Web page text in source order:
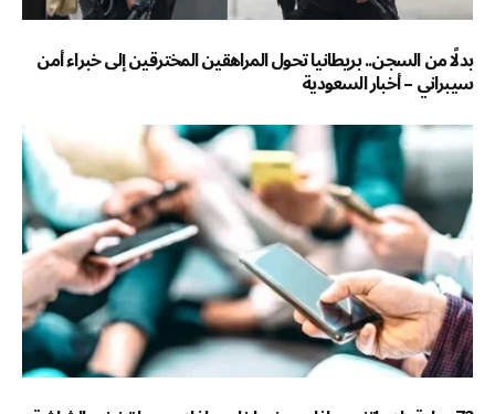
بدلًا من السجن.. بريطانيا تحول المراهقين المخترقين إلى خبراء أمن
سيبراني – أخبار السعودية